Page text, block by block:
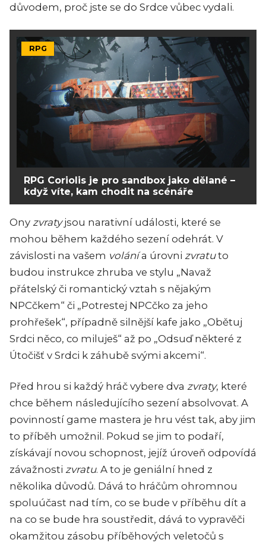
důvodem, proč jste se do Srdce vůbec vydali.
RPG
RPG Coriolis je pro sandbox jako dělané –
když víte, kam chodit na scénáře
Ony zvratyjsou narativní události, které se
mohou během každého sezení odehrát. V
závislosti na vašem volánía úrovni zvratuto
budou instrukce zhruba ve stylu „Navaž
přátelský či romantický vztah s nějakým
NPCčkem“ či „Potrestej NPCčko za jeho
prohřešek“, případně silnější kafe jako „Obětuj
Srdci něco, co miluješ“ až po „Odsuď některé z
Útočišť v Srdci k záhubě svými akcemi“.
Před hrou si každý hráč vybere dva zvraty, které
chce během následujícího sezení absolvovat. A
povinností game mastera je hru vést tak, aby jim
to příběh umožnil. Pokud se jim to podaří,
získávají novou schopnost, jejíž úroveň odpovídá
závažnosti zvratu. A to je geniální hned z
několika důvodů. Dává to hráčům ohromnou
spoluúčast nad tím, co se bude v příběhu dít a
na co se bude hra soustředit, dává to vypravěči
okamžitou zásobu příběhových veletočů s